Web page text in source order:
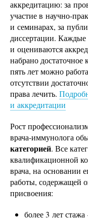
аккредитацию: за
участие в научно-
и семинарах, за
диссертации.
и оцениваются
набрано
пять лет можно
отсутствии
права лечить.
и аккредитации
Рост
врача-иммунолога
категорией. Все
квалификационной
врача, на основании
работы, содержащей
присвоения:
более 3 лет